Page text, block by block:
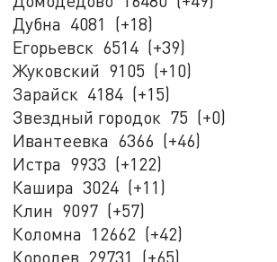
Дубна 4081 (+18)
Егорьевск 6514 (+39)
Жуковский 9105 (+10)
Зарайск 4184 (+15)
Звездный городок 75 (+0)
Ивантеевка 6366 (+46)
Истра 9933 (+122)
Кашира 3024 (+11)
Клин 9097 (+57)
Коломна 12662 (+42)
Королев 29731 (+65)